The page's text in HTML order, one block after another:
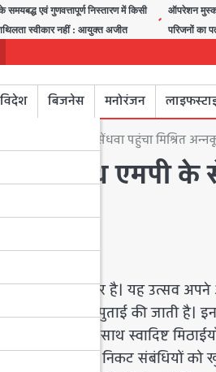
समयबद्ध एवं गुणवत्तापूर्ण निस्तारण में किसी
स्वीकार नहीं : आयुक्त अजीत
ऑपरेशन
परिजनों का
विदेश बिजनेस मनोरंजन
के साथ एमपी के सेंधवा पहुंचा मिश्रित
के साथ एमपी के
उल्लास का अवसर है। यह उत्सव
में रंगाई, पुताई की जाती है।
के सामानों के साथ स्वादिष्ट
में रिश्तेदारों, निकट संबंधियों